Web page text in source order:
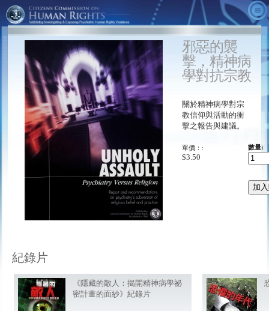
關於我們
什麼是CCHR？
成就
來自總裁的訊息
顧問團
心理健康宣言
精神病學： 死亡工業博物館
CCHR全球搜尋器
CCHR廣告
《隱藏的敵人》
《恐懼的年代》
《診斷與統計手冊》
《精神失常的行銷術》
《狠狠撈一筆》
《精神病學：死亡工業》
《精神科處方造成暴力行為》
精神病學的事實
快速的真相
CCHR出版品
下載
替代方法
採取行動
參與活動
會員／捐款
報告藥物反應：
免費資訊工具組
訂購
邪惡的襲
擊，精神病
學對抗宗教
關於精神病學對宗
教信仰與活動的衝
擊之報告與建議。
單價：:
$3.50
數量:
紀錄片
《隱藏的敵人：揭開精神病學祕
密計畫的面紗》紀錄片